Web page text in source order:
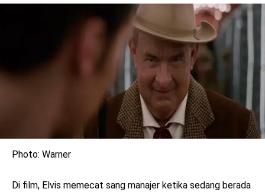
Photo: Warner
Di film, Elvis memecat sang manajer ketika sedang berada